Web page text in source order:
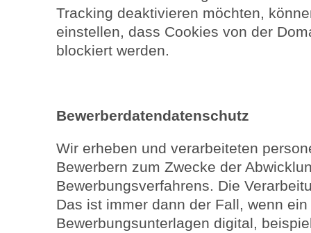
Tracking deaktivieren möchten,
einstellen, dass Cookies von der
blockiert werden.
Bewerberdatendatenschutz
Wir erheben und verarbeiteten
Bewerbern zum Zwecke der
Bewerbungsverfahrens. Die
Das ist immer dann der Fall, wenn
Bewerbungsunterlagen digital,